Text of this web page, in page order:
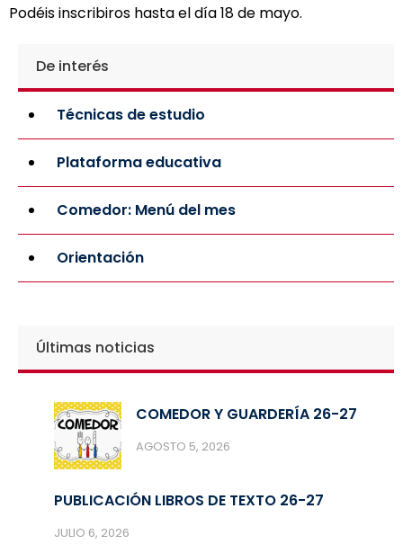
Podéis inscribiros hasta el día 18 de mayo.
De interés
Técnicas de estudio
Plataforma educativa
Comedor: Menú del mes
Orientación
Últimas noticias
COMEDOR Y GUARDERÍA 26-27
AGOSTO 5, 2026
PUBLICACIÓN LIBROS DE TEXTO 26-27
JULIO 6, 2026